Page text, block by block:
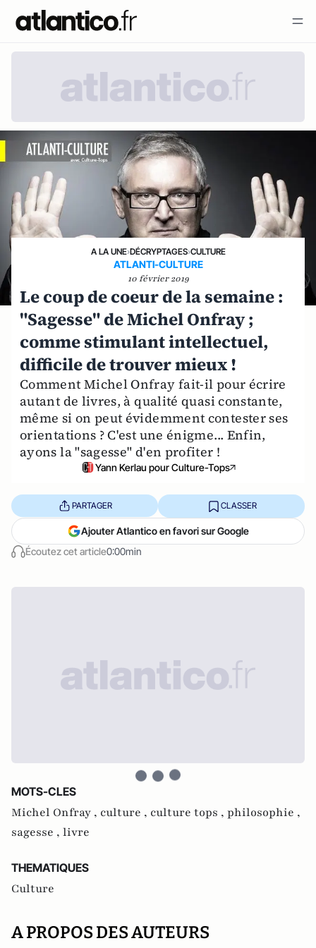
A LA UNE›DÉCRYPTAGES›CULTURE
ATLANTI-CULTURE
10 février 2019
Le coup de coeur de la semaine :
"Sagesse" de Michel Onfray ;
comme stimulant intellectuel,
difficile de trouver mieux !
Comment Michel Onfray fait-il pour écrire
autant de livres, à qualité quasi constante,
même si on peut évidemment contester ses
orientations ? C'est une énigme... Enfin,
ayons la "sagesse" d'en profiter !
Yann Kerlau pour Culture-Tops
Écoutez cet article0:00min
PARTAGER CLASSER
Ajouter Atlantico en favori sur Google
MOTS-CLES
Michel Onfray , culture , culture tops , philosophie ,
sagesse , livre
THEMATIQUES
Culture
A PROPOS DES AUTEURS